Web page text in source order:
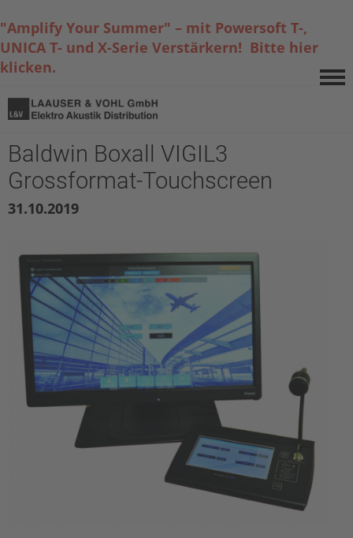
"Amplify Your Summer" – mit Powersoft T-,
UNICA T- und X-Serie Verstärkern! Bitte hier
klicken.
Baldwin Boxall VIGIL3
Grossformat-Touchscreen
31.10.2019